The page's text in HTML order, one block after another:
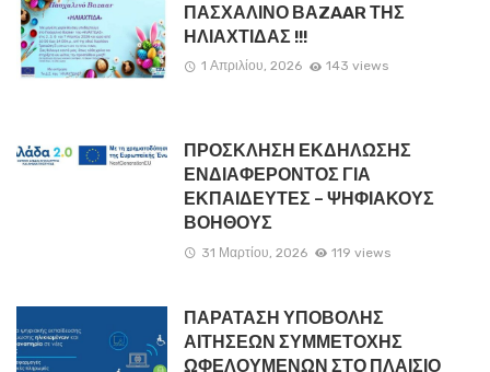
ΠΑΣΧΑΛΙΝΟ ΒΑZAAR ΤΗΣ
ΗΛΙΑΧΤΙΔΑΣ !!!
1 Απριλίου, 2026 143 views
ΠΡΟΣΚΛΗΣΗ ΕΚΔΗΛΩΣΗΣ
ΕΝΔΙΑΦΕΡΟΝΤΟΣ ΓΙΑ
ΕΚΠΑΙΔΕΥΤΕΣ – ΨΗΦΙΑΚΟΥΣ
ΒΟΗΘΟΥΣ
31 Μαρτίου, 2026 119 views
ΠΑΡΑΤΑΣΗ ΥΠΟΒΟΛΗΣ
ΑΙΤΗΣΕΩΝ ΣΥΜΜΕΤΟΧΗΣ
ΩΦΕΛΟΥΜΕΝΩΝ ΣΤΟ ΠΛΑΙΣΙΟ